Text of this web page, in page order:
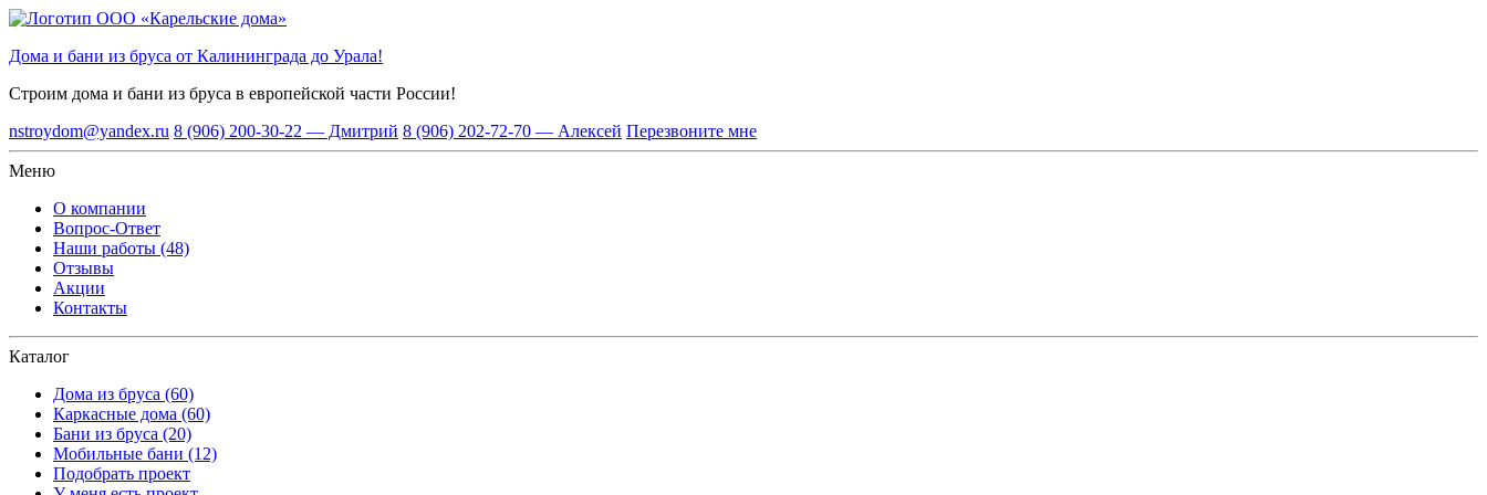
Дома и бани из бруса от Калининграда до Урала!
Строим дома и бани из бруса в европейской части России!
nstroydom@yandex.ru 8 (906) 200-30-22 — Дмитрий 8 (906) 202-72-70 — Алексей Перезвоните мне
Меню
О компании
Вопрос-Ответ
Наши работы (48)
Отзывы
Акции
Контакты
Каталог
Дома из бруса (60)
Каркасные дома (60)
Бани из бруса (20)
Мобильные бани (12)
Подобрать проект